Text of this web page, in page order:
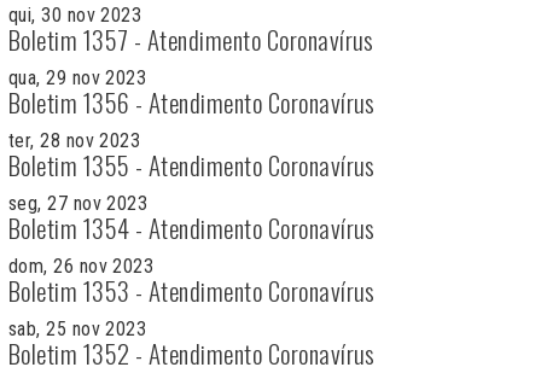
qui, 30 nov 2023
Boletim 1357 - Atendimento Coronavírus
qua, 29 nov 2023
Boletim 1356 - Atendimento Coronavírus
ter, 28 nov 2023
Boletim 1355 - Atendimento Coronavírus
seg, 27 nov 2023
Boletim 1354 - Atendimento Coronavírus
dom, 26 nov 2023
Boletim 1353 - Atendimento Coronavírus
sab, 25 nov 2023
Boletim 1352 - Atendimento Coronavírus